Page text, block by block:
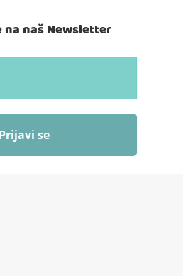
na naš Newsletter
Prijavi se